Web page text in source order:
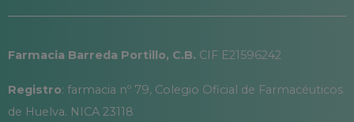
Farmacia Barreda Portillo, C.B. CIF E21596242
Registro: farmacia nº 79, Colegio Oficial de Farmacéuticos
de Huelva. NICA 23118